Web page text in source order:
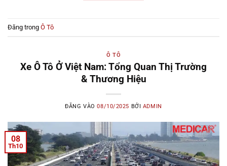
Đăng trong Ô Tô
Ô TÔ
Xe Ô Tô Ở Việt Nam: Tổng Quan Thị Trường
& Thương Hiệu
ĐĂNG VÀO08/10/2025 BỞI ADMIN
08
Th10